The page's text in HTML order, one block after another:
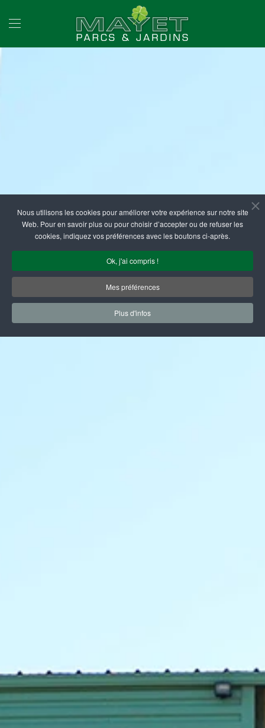
Accéder au contenu principal
Nous utilisons les cookies pour améliorer votre expérience sur notre site
Web. Pour en savoir plus ou pour choisir d’accepter ou de refuser les
cookies, indiquez vos préférences avec les boutons ci-après.
Ok, j'ai compris !
Mes préférences
Plus d'infos